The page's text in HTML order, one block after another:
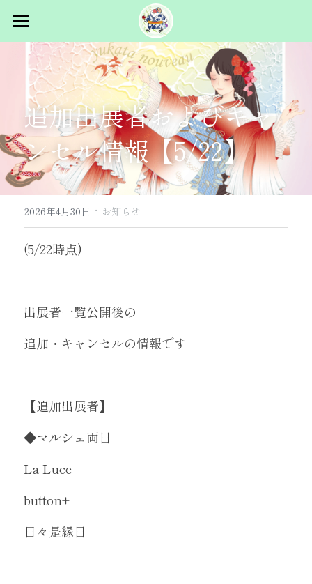
トップ
概要
イベント概要
主催者挨拶
スタッフ募集
出展者向け
マルシェ出展
パフォーマンス出展
過去ログ
2025.5.31 vol.1 in浅草
2026.1.24 vol.2 浜松町
コラム
お問合せ
追加出展者およびキャ
ンセル情報【5/22】
2026年4月30日 · お知らせ
(5/22時点)
出展者一覧公開後の
追加・キャンセルの情報です
【追加出展者】
◆マルシェ両日
La Luce
button+
日々是縁日